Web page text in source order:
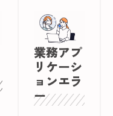
業務アプ
リケーシ
ョンエラ
ー